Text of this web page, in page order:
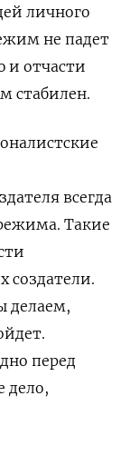
личного
не падет
и отчасти
стабилен.
всегда
Такие
создатели.
делаем,
перед
дело,